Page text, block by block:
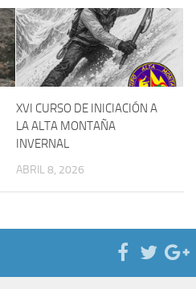
XVI CURSO DE INICIACIÓN A
LA ALTA MONTAÑA
INVERNAL
ABRIL 8, 2026